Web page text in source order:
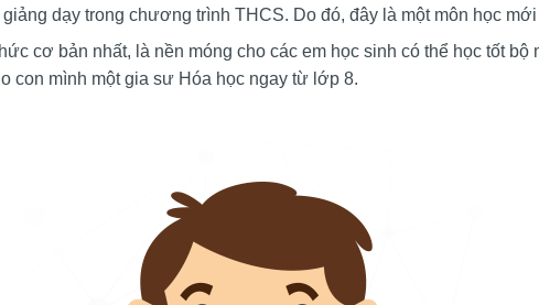
dạy trong chương trình THCS. Do đó, đây là một môn học
cơ bản nhất, là nền móng cho các em học sinh có thể học tốt
con mình một gia sư Hóa học ngay từ lớp 8.